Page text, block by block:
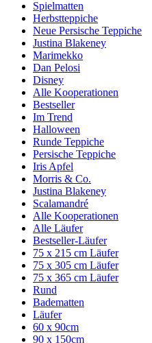
Spielmatten
Herbstteppiche
Neue Persische Teppiche
Justina Blakeney
Marimekko
Dan Pelosi
Disney
Alle Kooperationen
Bestseller
Im Trend
Halloween
Runde Teppiche
Persische Teppiche
Iris Apfel
Morris & Co.
Justina Blakeney
Scalamandré
Alle Kooperationen
Alle Läufer
Bestseller-Läufer
75 x 215 cm Läufer
75 x 305 cm Läufer
75 x 365 cm Läufer
Rund
Badematten
Läufer
60 x 90cm
90 x 150cm